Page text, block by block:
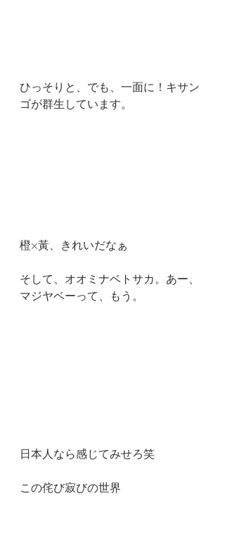
ひっそりと、でも、一面に！キサン
ゴが群生しています。
橙×黃、きれいだなぁ
そして、オオミナベトサカ。あー、
マジヤベーって、もう。
日本人なら感じてみせろ笑
この侘び寂びの世界